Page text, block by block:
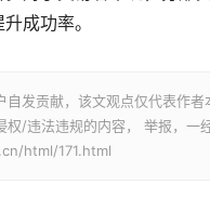
成功率。
自发贡献，该文观点仅代表作
权/违法违规的内容， 举报，一
html/171.html